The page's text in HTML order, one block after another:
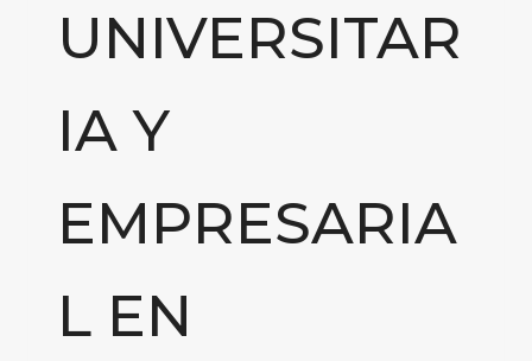
UNIVERSITAR
IA Y
EMPRESARIA
L EN